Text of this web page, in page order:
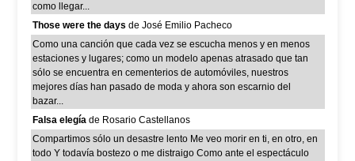
como llegar...
Those were the days de José Emilio Pacheco
Como una canción que cada vez se escucha menos y en menos
estaciones y lugares; como un modelo apenas atrasado que tan
sólo se encuentra en cementerios de automóviles, nuestros
mejores días han pasado de moda y ahora son escarnio del
bazar...
Falsa elegía de Rosario Castellanos
Compartimos sólo un desastre lento Me veo morir en ti, en otro, en
todo Y todavía bostezo o me distraigo Como ante el espectáculo